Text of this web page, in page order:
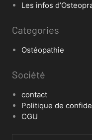
Les infos
Categories
Ostéopathie
Société
contact
Politique de
CGU